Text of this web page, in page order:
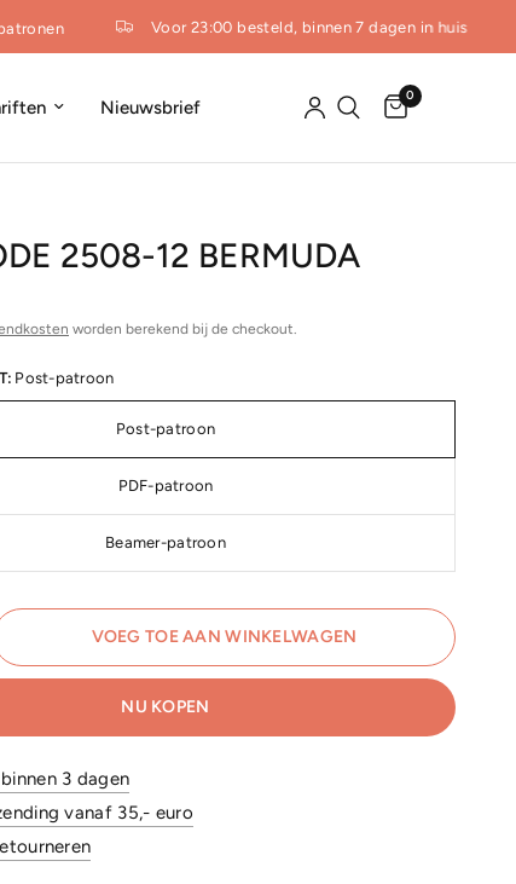
Voor 23:00 besteld, binnen 7 dagen in huis
Nieuwsbrief
0
2508-12 BERMUDA
worden berekend bij de checkout.
Post-patroon
Post-patroon
PDF-patroon
Beamer-patroon
VOEG TOE AAN WINKELWAGEN
NU KOPEN
3 dagen
vanaf 35,- euro